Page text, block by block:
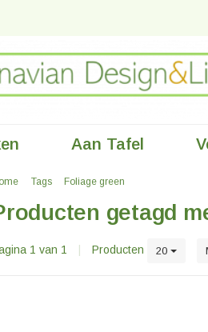
Aan Tafel
Tags Foliage green
getagd
1 van 1 Producten 20